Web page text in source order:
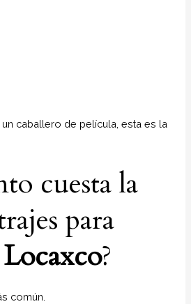
caballero de película, esta es la
cuesta la
para
Locaxco?
común.